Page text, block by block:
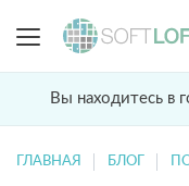
Вы находитесь в
ГЛАВНАЯ БЛОГ